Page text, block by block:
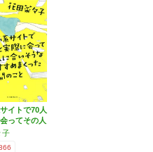
イトで70人
ってその人
子